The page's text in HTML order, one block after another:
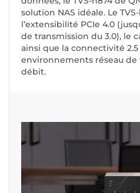
solution NAS idéale. Le
l’extensibilité PCIe 4.0
de transmission du 3.0), le
ainsi que la connectivité
environnements réseau
débit.